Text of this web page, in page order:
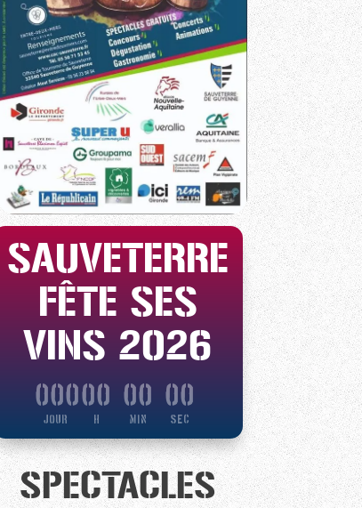
SAUVETERRE
FÊTE SES
VINS 2026
000
Jour
:00
H
00
Min
00
Sec
SPECTACLES